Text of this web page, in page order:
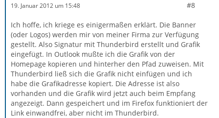
19. Januar 2012 um 15:48 #8
Ich hoffe, ich kriege es einigermaßen erklärt. Die Banner
(oder Logos) werden mir von meiner Firma zur Verfügung
gestellt. Also Signatur mit Thunderbird erstellt und Grafik
eingefügt. In Outlook mußte ich die Grafik von der
Homepage kopieren und hinterher den Pfad zuweisen. Mit
Thunderbird ließ sich die Grafik nicht einfügen und ich
habe die Grafikadresse kopiert. Die Adresse ist also
vorhanden und die Grafik wird jetzt auch beim Empfang
angezeigt. Dann gespeichert und im Firefox funktioniert der
Link einwandfrei, aber nicht im Thunderbird.